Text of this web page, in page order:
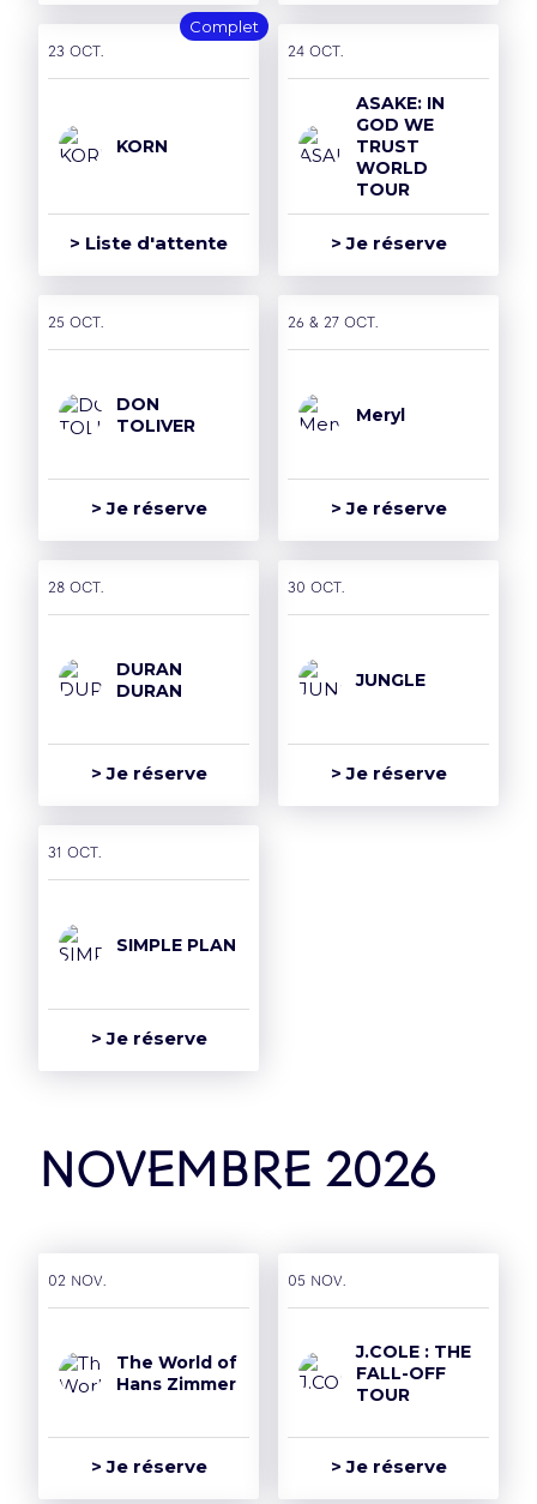
Complet
23 oct.
KORN
> Liste d'attente
24 oct.
ASAKE: IN
GOD WE
TRUST
WORLD
TOUR
> Je réserve
25 oct.
DON
TOLIVER
> Je réserve
26 & 27 oct.
Meryl
> Je réserve
28 oct.
DURAN
DURAN
> Je réserve
30 oct.
JUNGLE
> Je réserve
31 oct.
SIMPLE PLAN
> Je réserve
novembre 2026
02 nov.
The World of
Hans Zimmer
> Je réserve
05 nov.
J.COLE : THE
FALL-OFF
TOUR
> Je réserve